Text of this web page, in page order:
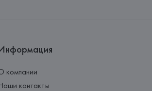
компании
контакты